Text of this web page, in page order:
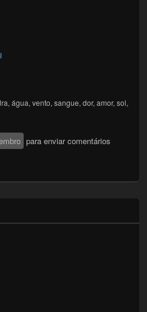
água, vento, sangue, dor, amor, sol,
para enviar comentários